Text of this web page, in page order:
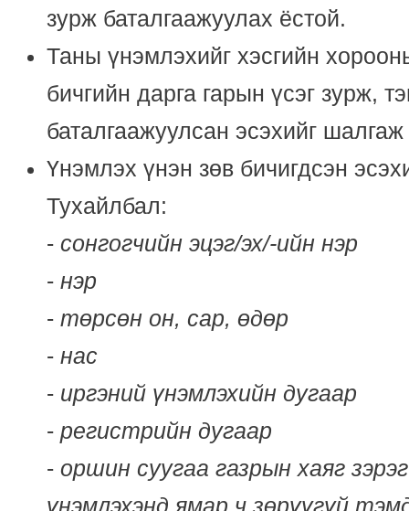
зурж баталгаажуулах ёстой.
Таны үнэмлэхийг хэсгийн
бичгийн дарга гарын үсэг зурж,
баталгаажуулсан эсэхийг шалгаж
Үнэмлэх үнэн зөв бичигдсэн
Тухайлбал:
- сонгогчийн эцэг/эх/-ийн нэр
- нэр
- төрсөн он, сар, өдөр
- нас
- иргэний үнэмлэхийн дугаар
- регистрийн дугаар
- оршин суугаа газрын хаяг